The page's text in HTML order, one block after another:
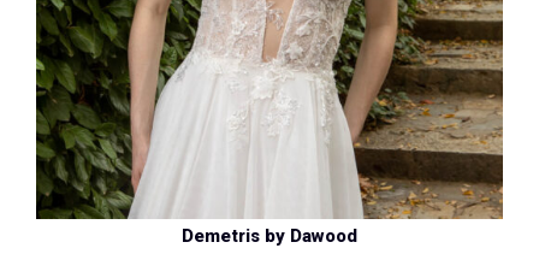
Demetris by Dawood